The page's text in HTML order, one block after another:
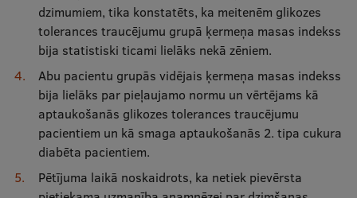
dzimumiem, tika konstatēts, ka meitenēm glikozes
tolerances traucējumu grupā ķermeņa masas indekss
bija statistiski ticami lielāks nekā zēniem.
Abu pacientu grupās vidējais ķermeņa masas indekss
bija lielāks par pieļaujamo normu un vērtējams kā
aptaukošanās glikozes tolerances traucējumu
pacientiem un kā smaga aptaukošanās 2. tipa cukura
diabēta pacientiem.
Pētījuma laikā noskaidrots, ka netiek pievērsta